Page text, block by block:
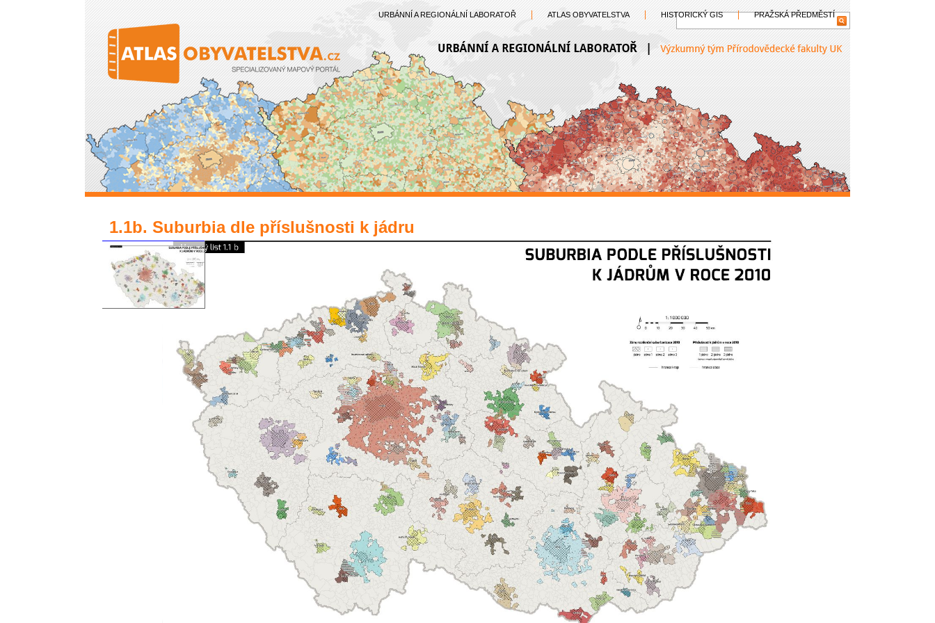
URBÁNNÍ A REGIONÁLNÍ LABORATOŘ ATLAS OBYVATELSTVA HISTORICKÝ GIS PRAŽSKÁ PŘEDMĚSTÍ
1.1b. Suburbia dle příslušnosti k jádru